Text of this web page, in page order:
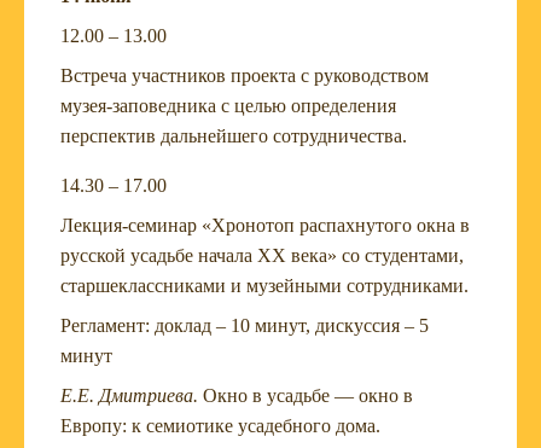
12.00 – 13.00
Встреча участников проекта с руководством
музея-заповедника с целью определения
перспектив дальнейшего сотрудничества.
14.30 – 17.00
Лекция-семинар «Хронотоп распахнутого окна в
русской усадьбе начала XX века» со студентами,
старшеклассниками и музейными сотрудниками.
Регламент: доклад – 10 минут, дискуссия – 5
минут
Е.Е. Дмитриева. Окно в усадьбе — окно в
Европу: к семиотике усадебного дома.